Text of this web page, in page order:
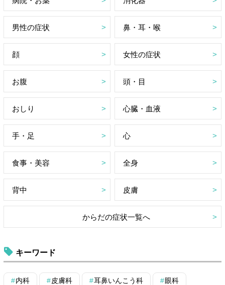
男性の症状 鼻・耳・喉
顔 女性の症状
お腹 頭・目
おしり 心臓・血液
手・足 心
食事・美容 全身
背中 皮膚
からだの症状一覧へ
キーワード
内科 皮膚科 耳鼻いんこう科 眼科